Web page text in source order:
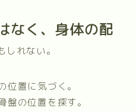
なく、身体の配
しれない。
置に気づく。
の位置を探す。